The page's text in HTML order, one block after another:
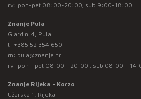
rv: pon-pet 08:00-20:00; sub 9:00-18:00
Znanje Pula
Giardini 4, Pula
t: +385 52 354 650
m: pula@znanje.hr
rv: pon - pet 08:00 - 20:00 ; sub 08:00 –
Znanje Rijeka - Korzo
Užarska 1, Rijeka